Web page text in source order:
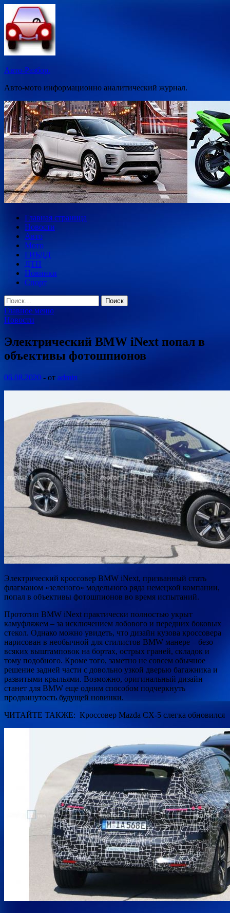
Перейти
содержимому
Авто-Разбор.
Авто-мото информационно аналитический журнал.
Главная страница
Новости
Авто
Мото
ГИБДД
ДТП
Новинки
Спорт
Найти:
Главное меню
Новости
Электрический BMW iNext попал в
объективы фотошпионов
06.08.2020 - от admin
Электрический кроссовер BMW iNext, призванный стать
флагманом «зеленого» модельного ряда немецкой компании,
попал в объективы фотошпионов во время испытаний.
Прототип BMW iNext практически полностью укрыт
камуфляжем – за исключением лобового и передних боковых
стекол. Однако можно увидеть, что дизайн кузова кроссовера
нарисован в необычной для стилистов BMW манере – безо
всяких выштамповок на бортах, острых граней, складок и
тому подобного. Кроме того, заметно не совсем обычное
решение задней части с довольно узкой дверью багажника и
развитыми крыльями. Возможно, оригинальный дизайн
станет для BMW еще одним способом подчеркнуть
продвинутость будущей новинки.
ЧИТАЙТЕ ТАКЖЕ: Кроссовер Mazda CX-5 слегка обновился